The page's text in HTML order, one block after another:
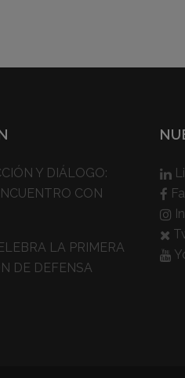
Y DIÁLOGO:
CON
LA PRIMERA
DE DEFENSA